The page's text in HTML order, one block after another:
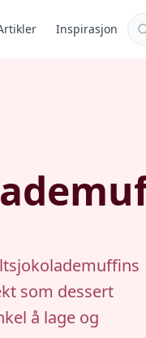
Inspirasjon
som dessert
å lage og